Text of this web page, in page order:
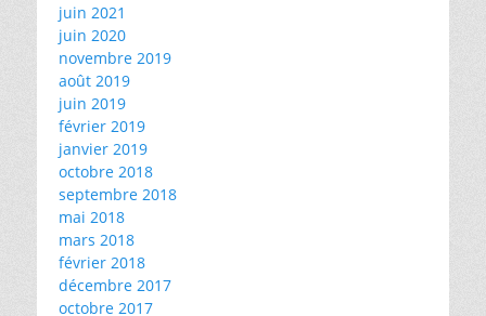
juin 2021
juin 2020
novembre 2019
août 2019
juin 2019
février 2019
janvier 2019
octobre 2018
septembre 2018
mai 2018
mars 2018
février 2018
décembre 2017
octobre 2017